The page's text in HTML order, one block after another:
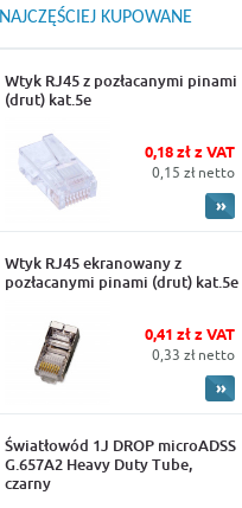
NAJCZĘŚCIEJ KUPOWANE
Wtyk RJ45 z pozłacanymi pinami
(drut) kat.5e
0,18 zł z VAT
0,15 zł netto
Wtyk RJ45 ekranowany z
pozłacanymi pinami (drut) kat.5e
0,41 zł z VAT
0,33 zł netto
Światłowód 1J DROP microADSS
G.657A2 Heavy Duty Tube,
czarny